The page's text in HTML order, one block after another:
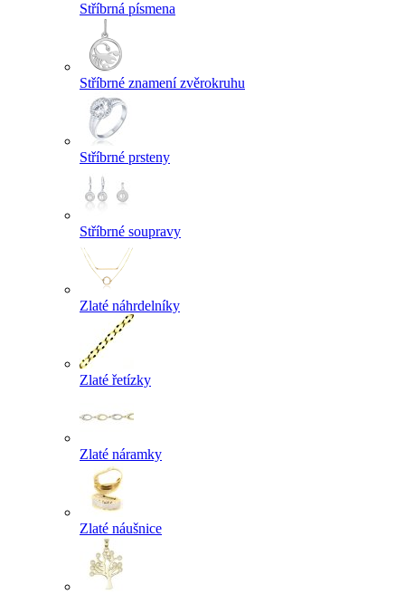
Stříbrná písmena
Stříbrné znamení zvěrokruhu
Stříbrné prsteny
Stříbrné soupravy
Zlaté náhrdelníky
Zlaté řetízky
Zlaté náramky
Zlaté náušnice